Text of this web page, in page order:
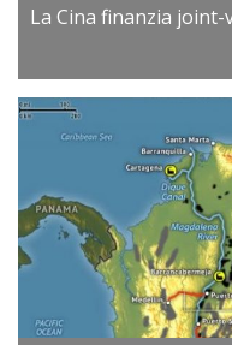
La Cina finanzia